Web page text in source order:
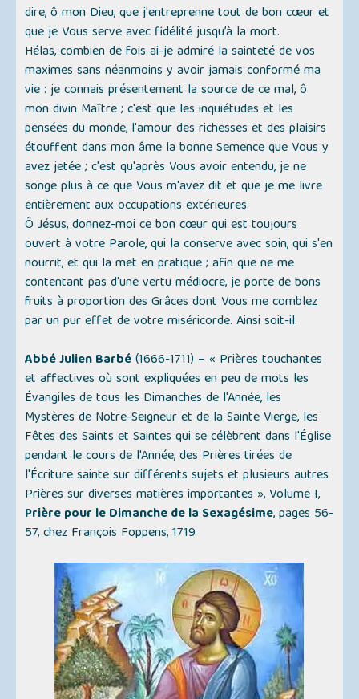
dire, ô mon Dieu, que j'entreprenne tout de bon cœur et
que je Vous serve avec fidélité jusqu’à la mort.
Hélas, combien de fois ai-je admiré la sainteté de vos
maximes sans néanmoins y avoir jamais conformé ma
vie : je connais présentement la source de ce mal, ô
mon divin Maître ; c'est que les inquiétudes et les
pensées du monde, l'amour des richesses et des plaisirs
étouffent dans mon âme la bonne Semence que Vous y
avez jetée ; c'est qu'après Vous avoir entendu, je ne
songe plus à ce que Vous m'avez dit et que je me livre
entièrement aux occupations extérieures.
Ô Jésus, donnez-moi ce bon cœur qui est toujours
ouvert à votre Parole, qui la conserve avec soin, qui s'en
nourrit, et qui la met en pratique ; afin que ne me
contentant pas d'une vertu médiocre, je porte de bons
fruits à proportion des Grâces dont Vous me comblez
par un pur effet de votre miséricorde. Ainsi soit-il.
Abbé Julien Barbé(1666-1711) –« Prières touchantes
et affectives où sont expliquées en peu de mots les
Évangiles de tous les Dimanches de l'Année, les
Mystères de Notre-Seigneur et de la Sainte Vierge, les
Fêtes des Saints et Saintes qui se célèbrent dans l'Église
pendant le cours de l'Année, des Prières tirées de
l'Écriture sainte sur différents sujets et plusieurs autres
Prières sur diverses matières importantes », Volume I,
Prière pour le Dimanche de la Sexagésime, pages 56-
57, chez François Foppens, 1719